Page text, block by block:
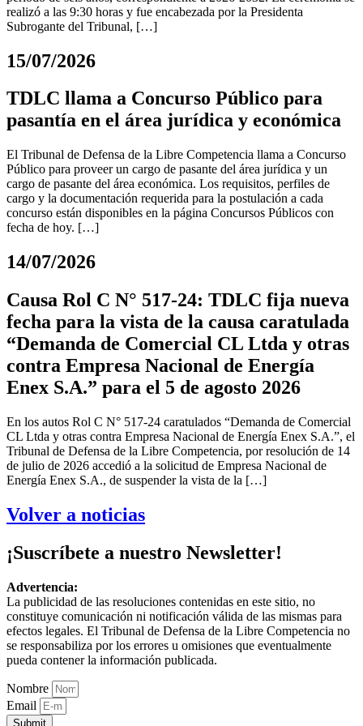
realizó a las 9:30 horas y fue encabezada por la Presidenta
Subrogante del Tribunal, […]
15/07/2026
TDLC llama a Concurso Público para
pasantía en el área jurídica y económica
El Tribunal de Defensa de la Libre Competencia llama a Concurso
Público para proveer un cargo de pasante del área jurídica y un
cargo de pasante del área económica. Los requisitos, perfiles de
cargo y la documentación requerida para la postulación a cada
concurso están disponibles en la página Concursos Públicos con
fecha de hoy. […]
14/07/2026
Causa Rol C N° 517-24: TDLC fija nueva
fecha para la vista de la causa caratulada
“Demanda de Comercial CL Ltda y otras
contra Empresa Nacional de Energía
Enex S.A.” para el 5 de agosto 2026
En los autos Rol C N° 517-24 caratulados “Demanda de Comercial
CL Ltda y otras contra Empresa Nacional de Energía Enex S.A.”, el
Tribunal de Defensa de la Libre Competencia, por resolución de 14
de julio de 2026 accedió a la solicitud de Empresa Nacional de
Energía Enex S.A., de suspender la vista de la […]
Volver a noticias
¡Suscríbete a nuestro Newsletter!
Advertencia:
La publicidad de las resoluciones contenidas en este sitio, no
constituye comunicación ni notificación válida de las mismas para
efectos legales. El Tribunal de Defensa de la Libre Competencia no
se responsabiliza por los errores u omisiones que eventualmente
pueda contener la información publicada.
Nombre
Email
Submit